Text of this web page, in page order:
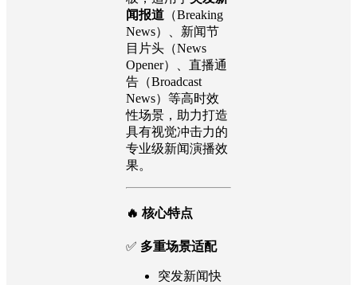
闻报道 （Breaking
News）、新闻节
目片头（News
Opener）、直播通
告（Broadcast
News）等高时效
性场景，助力打造
具有视觉冲击力的
专业级新闻演播效
果。
🔥 核心特点
✅ 多重场景适配
突发新闻快